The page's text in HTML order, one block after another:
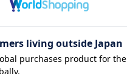
新規会員登録